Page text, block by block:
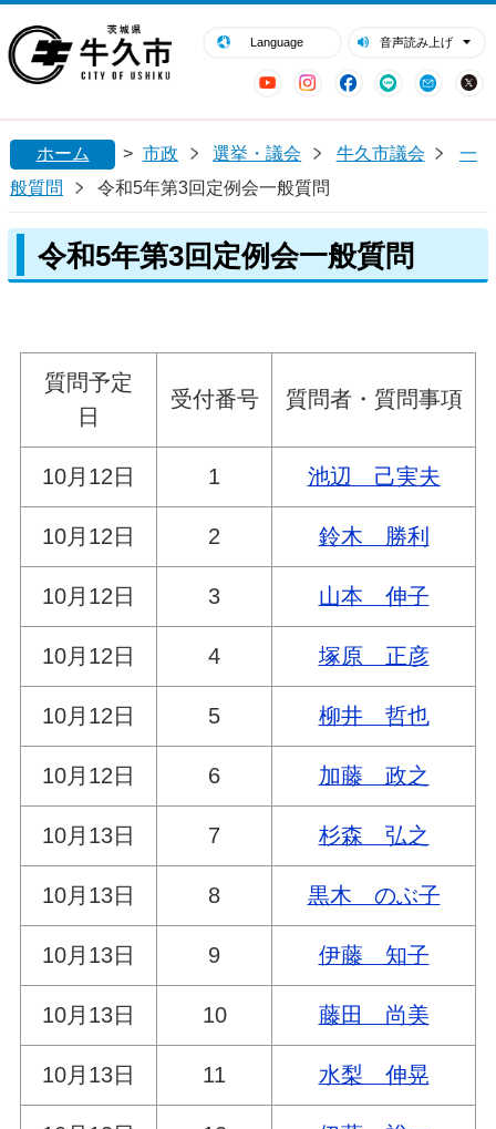
Language 音声読み上げ
YouTubeInstagram
Facebook
LINE Mail
閉じる
ホーム > 市政 選挙・議会 牛久市議会
一
般質問
令和5年第3回定例会一般質問
令和5年第3回定例会一般質問
質問予定
日
受付番号 質問者・質問事項
10月12日 1 池辺 己実夫
10月12日 2 鈴木 勝利
10月12日 3 山本 伸子
10月12日 4 塚原 正彦
10月12日 5 柳井 哲也
10月12日 6 加藤 政之
10月13日 7 杉森 弘之
10月13日 8 黒木 のぶ子
10月13日 9 伊藤 知子
10月13日 10 藤田 尚美
10月13日 11 水梨 伸晃